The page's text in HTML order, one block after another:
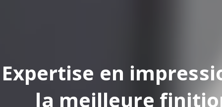
en
la meilleure finition